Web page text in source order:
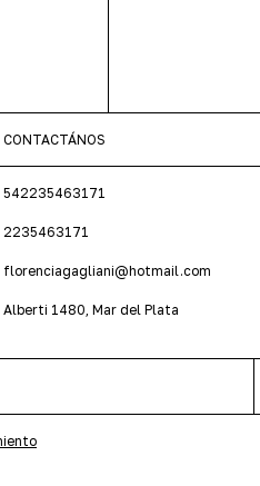
CONTACTÁNOS
542235463171
2235463171
florenciagagliani@hotmail.com
Alberti 1480, Mar del Plata